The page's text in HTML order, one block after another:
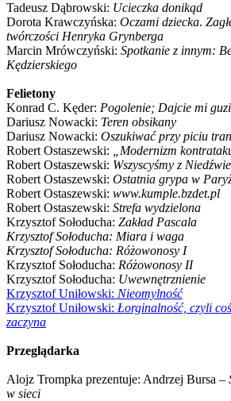
Tadeusz Dąbrowski: Ucieczka donikąd
Dorota Krawczyńska: Oczami dziecka.
twórczości Henryka Grynberga
Marcin Mrówczyński: Spotkanie z innym:
Kędzierskiego
Felietony
Konrad C. Kęder: Pogolenie; Dajcie mi
Dariusz Nowacki: Teren obsikany
Dariusz Nowacki: Oszukiwać przy piciu
Robert Ostaszewski:
„Modernizm
Robert Ostaszewski: Wszyscyśmy z
Robert Ostaszewski: Ostatnia grypa w
Robert Ostaszewski: www.kumple.bzdet.pl
Robert Ostaszewski: Strefa wydzielona
Krzysztof Sołoducha: Zakład Pascala
Krzysztof Sołoducha: Miara i waga
Krzysztof Sołoducha: Różowonosy I
Krzysztof Sołoducha: Różowonosy II
Krzysztof Sołoducha: Uwewnętrznienie
Krzysztof Uniłowski: Nieomylność
Krzysztof Uniłowski: Łorginalność, czyli
zaczyna
Przeglądarka
Alojz Trompka prezentuje: Andrzej Bursa –
w sieci